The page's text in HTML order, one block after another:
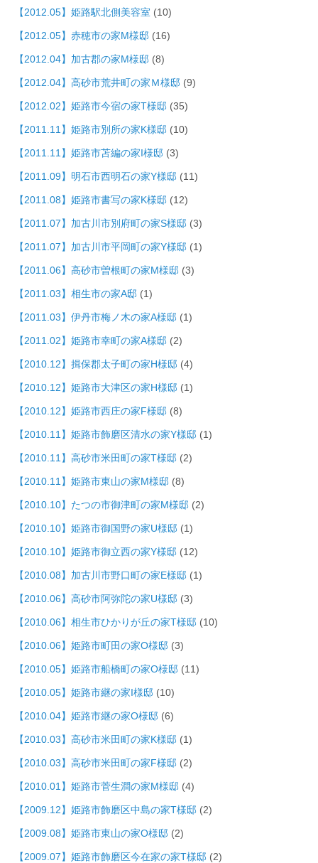
【2012.05】姫路駅北側美容室 (10)
【2012.05】赤穂市の家M様邸 (16)
【2012.04】加古郡の家M様邸 (8)
【2012.04】高砂市荒井町の家Ｍ様邸 (9)
【2012.02】姫路市今宿の家T様邸 (35)
【2011.11】姫路市別所の家K様邸 (10)
【2011.11】姫路市苫編の家I様邸 (3)
【2011.09】明石市西明石の家Y様邸 (11)
【2011.08】姫路市書写の家K様邸 (12)
【2011.07】加古川市別府町の家S様邸 (3)
【2011.07】加古川市平岡町の家Y様邸 (1)
【2011.06】高砂市曽根町の家M様邸 (3)
【2011.03】相生市の家A邸 (1)
【2011.03】伊丹市梅ノ木の家A様邸 (1)
【2011.02】姫路市幸町の家A様邸 (2)
【2010.12】揖保郡太子町の家H様邸 (4)
【2010.12】姫路市大津区の家H様邸 (1)
【2010.12】姫路市西庄の家F様邸 (8)
【2010.11】姫路市飾磨区清水の家Y様邸 (1)
【2010.11】高砂市米田町の家T様邸 (2)
【2010.11】姫路市東山の家M様邸 (8)
【2010.10】たつの市御津町の家M様邸 (2)
【2010.10】姫路市御国野の家U様邸 (1)
【2010.10】姫路市御立西の家Y様邸 (12)
【2010.08】加古川市野口町の家E様邸 (1)
【2010.06】高砂市阿弥陀の家U様邸 (3)
【2010.06】相生市ひかりが丘の家T様邸 (10)
【2010.06】姫路市町田の家O様邸 (3)
【2010.05】姫路市船橋町の家O様邸 (11)
【2010.05】姫路市継の家I様邸 (10)
【2010.04】姫路市継の家O様邸 (6)
【2010.03】高砂市米田町の家K様邸 (1)
【2010.03】高砂市米田町の家F様邸 (2)
【2010.01】姫路市菅生澗の家M様邸 (4)
【2009.12】姫路市飾磨区中島の家T様邸 (2)
【2009.08】姫路市東山の家O様邸 (2)
【2009.07】姫路市飾磨区今在家の家T様邸 (2)